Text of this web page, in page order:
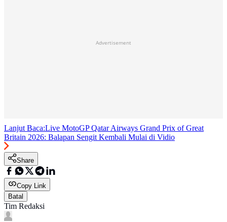
Advertisement
Lanjut Baca:Live MotoGP Qatar Airways Grand Prix of Great
Britain 2026: Balapan Sengit Kembali Mulai di Vidio
Share
Copy Link
Batal
Tim Redaksi